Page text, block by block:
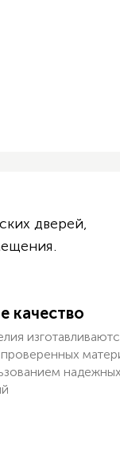
дверей,
качество
надежных